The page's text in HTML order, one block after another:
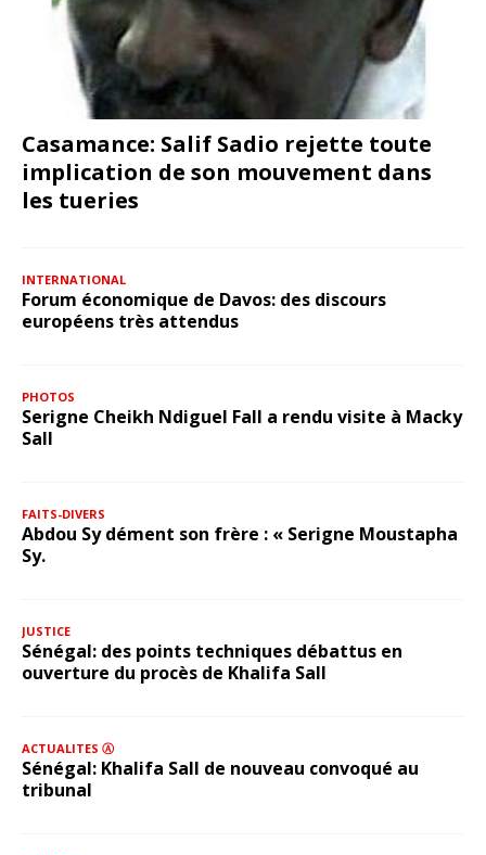
Casamance: Salif Sadio rejette toute
implication de son mouvement dans
les tueries
INTERNATIONAL
Forum économique de Davos: des discours
européens très attendus
PHOTOS
Serigne Cheikh Ndiguel Fall a rendu visite à Macky
Sall
FAITS-DIVERS
Abdou Sy dément son frère : « Serigne Moustapha
Sy.
JUSTICE
Sénégal: des points techniques débattus en
ouverture du procès de Khalifa Sall
ACTUALITES Ⓐ
Sénégal: Khalifa Sall de nouveau convoqué au
tribunal